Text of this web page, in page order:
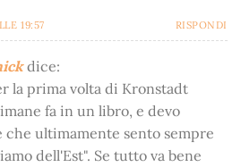
19:57 RISPONDI
dice:
la prima volta di Kronstadt
fa in un libro, e devo
che ultimamente sento sempre
dell'Est". Se tutto va bene